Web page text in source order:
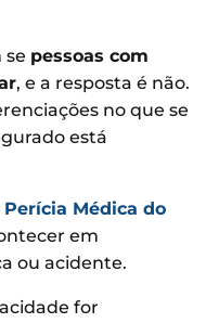
se pessoas com
, e a resposta é não.
no que se
está
Perícia Médica do
em
ou acidente.
for